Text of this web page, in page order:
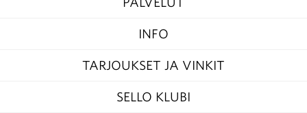
INFO
TARJOUKSET JA VINKIT
SELLO KLUBI